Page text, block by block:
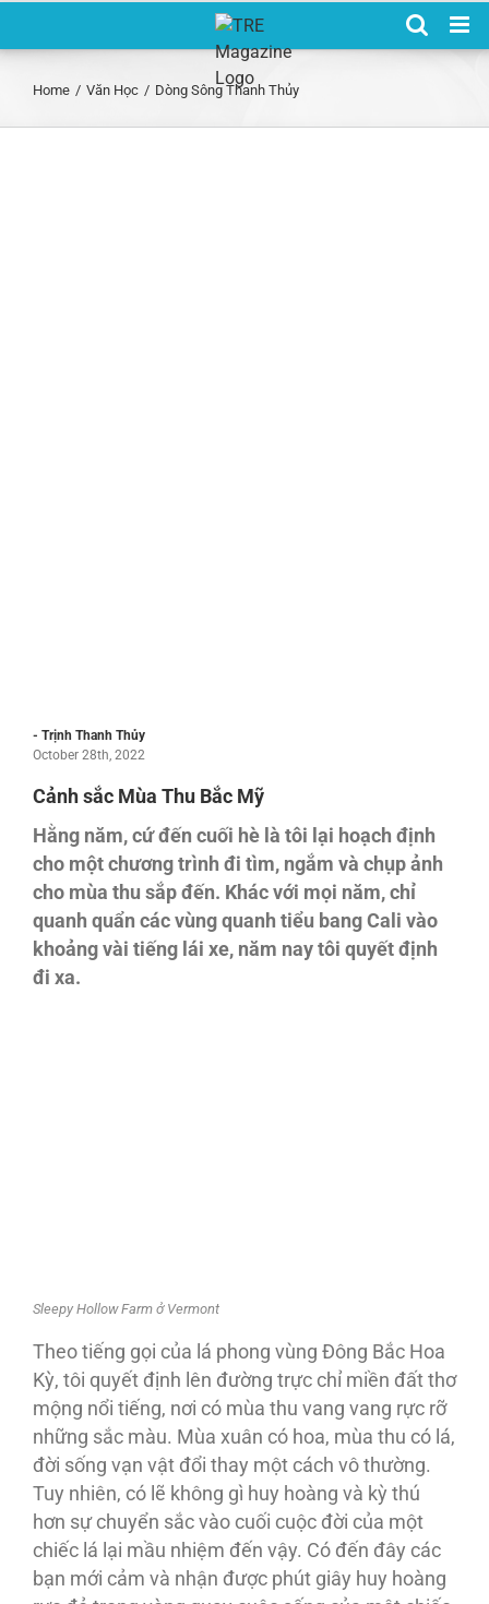
Home / Văn Học / Dòng Sông Thanh Thủy
- Trịnh Thanh Thủy
October 28th, 2022
Cảnh sắc Mùa Thu Bắc Mỹ
Hằng năm, cứ đến cuối hè là tôi lại hoạch định
cho một chương trình đi tìm, ngắm và chụp ảnh
cho mùa thu sắp đến. Khác với mọi năm, chỉ
quanh quẩn các vùng quanh tiểu bang Cali vào
khoảng vài tiếng lái xe, năm nay tôi quyết định
đi xa.
Sleepy Hollow Farm ở Vermont
Theo tiếng gọi của lá phong vùng Ðông Bắc Hoa
Kỳ, tôi quyết định lên đường trực chỉ miền đất thơ
mộng nổi tiếng, nơi có mùa thu vang vang rực rỡ
những sắc màu. Mùa xuân có hoa, mùa thu có lá,
đời sống vạn vật đổi thay một cách vô thường.
Tuy nhiên, có lẽ không gì huy hoàng và kỳ thú
hơn sự chuyển sắc vào cuối cuộc đời của một
chiếc lá lại mầu nhiệm đến vậy. Có đến đây các
bạn mới cảm và nhận được phút giây huy hoàng